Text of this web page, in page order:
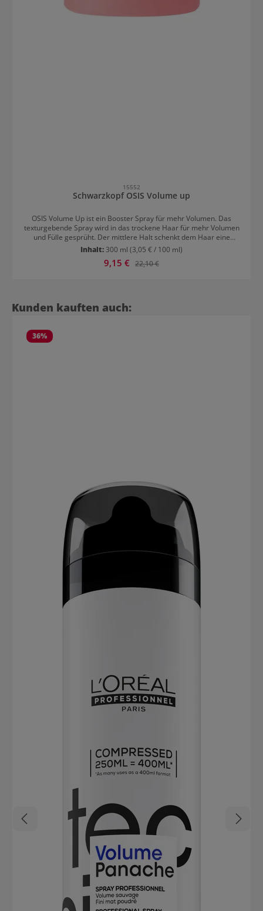
15552
Schwarzkopf OSIS Volume up
OSIS Volume Up ist ein Booster Spray für mehr Volumen. Das
texturgebende Spray wird in das trockene Haar für mehr Volumen
und Fülle gesprüht. Der mittlere Halt schenkt dem Haar eine
natürliche Bewegung und Schwung ohne aufwändiges Föhnen. Das
Volumenspray verleiht Fülle ohne das natürliche Haargefühl zu
beeinträchtigen.
Inhalt: 300 ml (3,05 € / 100 ml)
Verkaufspreis:
9,15 € Regulärer Preis:
22,10 €
Produktgalerie überspringen
Kunden kauften auch:
36%